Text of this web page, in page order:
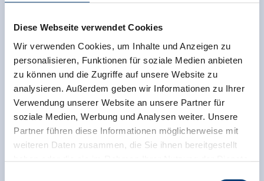
Diese Webseite verwendet Cookies
Wir verwenden Cookies, um Inhalte und Anzeigen zu
personalisieren, Funktionen für soziale Medien anbieten
zu können und die Zugriffe auf unsere Website zu
analysieren. Außerdem geben wir Informationen zu Ihrer
Verwendung unserer Website an unsere Partner für
soziale Medien, Werbung und Analysen weiter. Unsere
Partner führen diese Informationen möglicherweise mit
weiteren Daten zusammen, die Sie ihnen bereitgestellt
haben oder die sie im Rahmen Ihrer Nutzung der Dienste